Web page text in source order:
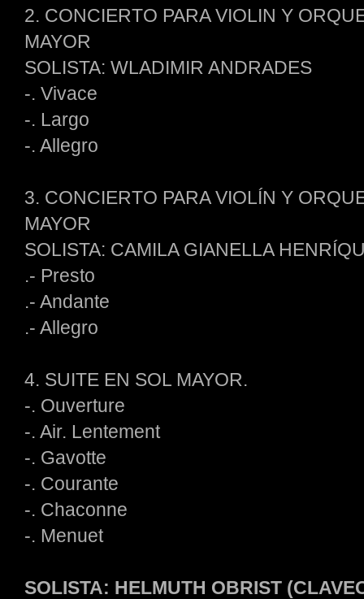
2. CONCIERTO PARA VIOLIN Y
MAYOR
SOLISTA: WLADIMIR ANDRADES
-. Vivace
-. Largo
-. Allegro
3. CONCIERTO PARA VIOLÍN Y
MAYOR
SOLISTA: CAMILA GIANELLA
.- Presto
.- Andante
.- Allegro
4. SUITE EN SOL MAYOR.
-. Ouverture
-. Air. Lentement
-. Gavotte
-. Courante
-. Chaconne
-. Menuet
SOLISTA: HELMUTH OBRIST